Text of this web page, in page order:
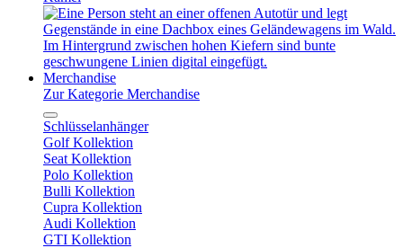
Merchandise
Zur Kategorie Merchandise
Schlüsselanhänger
Golf Kollektion
Seat Kollektion
Polo Kollektion
Bulli Kollektion
Cupra Kollektion
Audi Kollektion
GTI Kollektion